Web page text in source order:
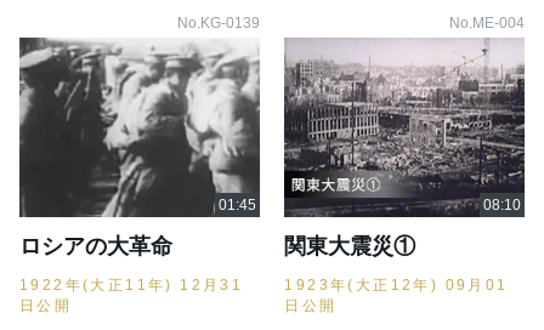
No.KG-0139
ロシアの大革命
1922年(大正11年) 12月31
日公開
No.ME-004
関東大震災①
1923年(大正12年) 09月01
日公開